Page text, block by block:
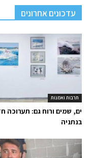
עדכונים אחרונים
תרבות ואמנות
ים, שמים ורוח גם: תערוכה
בנתניה